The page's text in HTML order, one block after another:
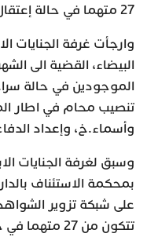
27 متهما في حالة إعتقال، في المرحلة الاستئنافية.
وارجأت غرفة الجنايات
البيضاء، القضية الى
الموجودين في حالة
تنصيب محام في اطار
وأسماء.خ، وإعداد
وسبق لغرفة الجنايات
بمحكمة الاستئناف
على شبكة تزوير